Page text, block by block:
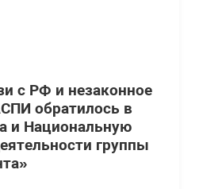
с РФ и незаконное
обратилось в
и Национальную
группы